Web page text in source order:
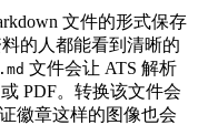
文件的形式保存
的人都能看到清晰的
.md 文件会让 ATS 解析
PDF。转换该文件会
徽章这样的图像也会